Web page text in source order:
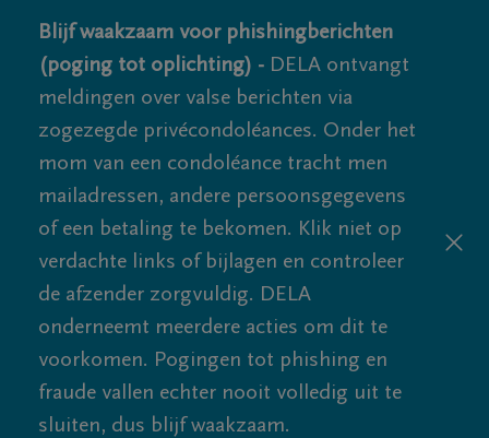
Blijf waakzaam voor phishingberichten
(poging tot oplichting) - DELA ontvangt
meldingen over valse berichten via
zogezegde privécondoléances. Onder het
mom van een condoléance tracht men
mailadressen, andere persoonsgegevens
of een betaling te bekomen. Klik niet op
verdachte links of bijlagen en controleer
de afzender zorgvuldig. DELA
onderneemt meerdere acties om dit te
voorkomen. Pogingen tot phishing en
fraude vallen echter nooit volledig uit te
sluiten, dus blijf waakzaam.